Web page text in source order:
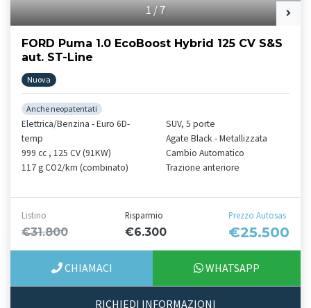
1/7
FORD Puma 1.0 EcoBoost Hybrid 125 CV S&S
aut. ST-Line
Nuova
Anche neopatentati
Elettrica/Benzina - Euro 6D-
temp
999 cc , 125 CV (91KW)
117 g CO2/km (combinato)
SUV, 5 porte
Agate Black - Metallizzata
Cambio Automatico
Trazione anteriore
Listino
€31.800
Risparmio
€6.300
Prezzo Autosas
€25.500
CHIAMACI WHATSAPP
RICHIEDI INFORMAZIONI